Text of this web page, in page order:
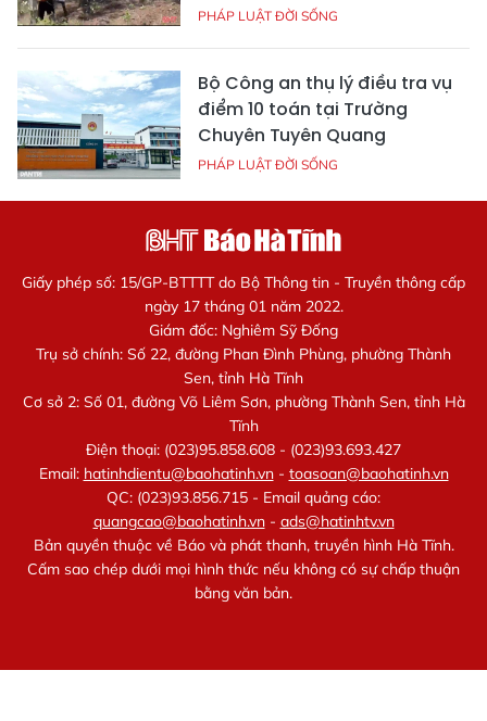
PHÁP LUẬT ĐỜI SỐNG
Bộ Công an thụ lý điều tra vụ
điểm 10 toán tại Trường
Chuyên Tuyên Quang
PHÁP LUẬT ĐỜI SỐNG
Giấy phép số: 15/GP-BTTTT do Bộ Thông tin - Truyền thông cấp
ngày 17 tháng 01 năm 2022.
Giám đốc: Nghiêm Sỹ Đống
Trụ sở chính: Số 22, đường Phan Đình Phùng, phường Thành
Sen, tỉnh Hà Tĩnh
Cơ sở 2: Số 01, đường Võ Liêm Sơn, phường Thành Sen, tỉnh Hà
Tĩnh
Điện thoại: (023)95.858.608 - (023)93.693.427
Email: hatinhdientu@baohatinh.vn- toasoan@baohatinh.vn
QC: (023)93.856.715 - Email quảng cáo:
quangcao@baohatinh.vn- ads@hatinhtv.vn
Bản quyền thuộc về Báo và phát thanh, truyền hình Hà Tĩnh.
Cấm sao chép dưới mọi hình thức nếu không có sự chấp thuận
bằng văn bản.